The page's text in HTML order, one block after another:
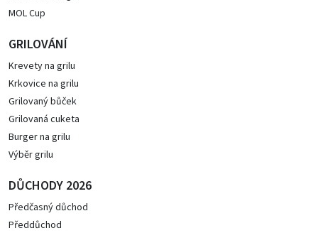
MOL Cup
GRILOVÁNÍ
Krevety na grilu
Krkovice na grilu
Grilovaný bůček
Grilovaná cuketa
Burger na grilu
Výběr grilu
DŮCHODY 2026
Předčasný důchod
Předdůchod